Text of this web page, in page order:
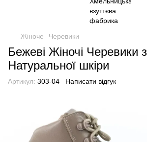
Жіноче Черевики
Бежеві Жіночі Черевики з
Натуральної шкіри
Артикул: 303-04 Написати відгук